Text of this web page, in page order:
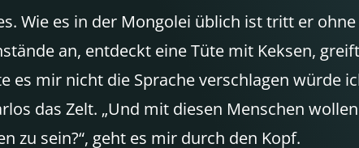
Wie es in der Mongolei üblich ist tritt er
an, entdeckt eine Tüte mit Keksen,
mir nicht die Sprache verschlagen würde
das Zelt. „Und mit diesen Menschen
zu sein?“, geht es mir durch den Kopf.